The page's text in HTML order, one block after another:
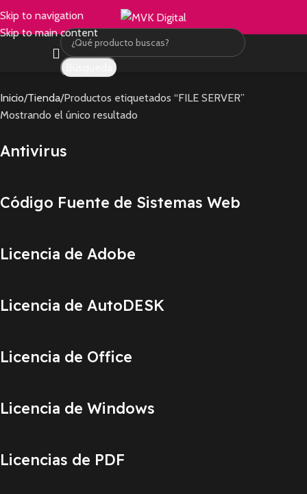
Skip to navigation
Skip to main content
Inicio Tienda Productos etiquetados “FILE SERVER”
Mostrando el único resultado
Antivirus
Código Fuente de Sistemas Web
Licencia de Adobe
Licencia de AutoDESK
Licencia de Office
Licencia de Windows
Licencias de PDF